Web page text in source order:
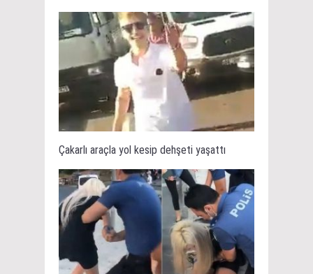
Çakarlı araçla yol kesip dehşeti yaşattı